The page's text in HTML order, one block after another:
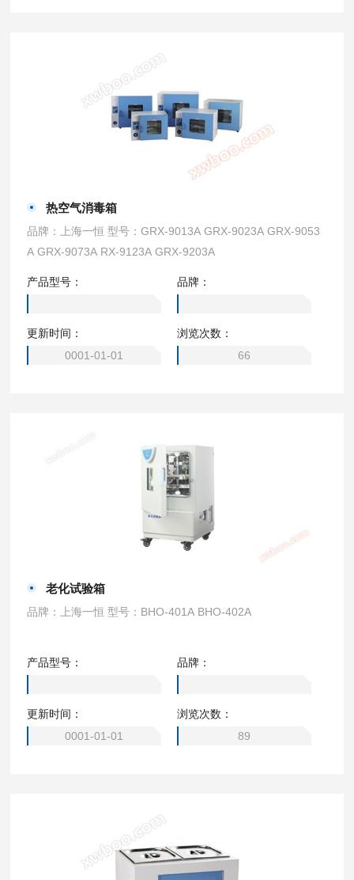
热空气消毒箱
品牌：上海一恒 型号：GRX-9013A GRX-9023A GRX-9053
A GRX-9073A RX-9123A GRX-9203A
产品型号： 品牌：
更新时间：
0001-01-01
浏览次数：
66
老化试验箱
品牌：上海一恒 型号：BHO-401A BHO-402A
产品型号： 品牌：
更新时间：
0001-01-01
浏览次数：
89